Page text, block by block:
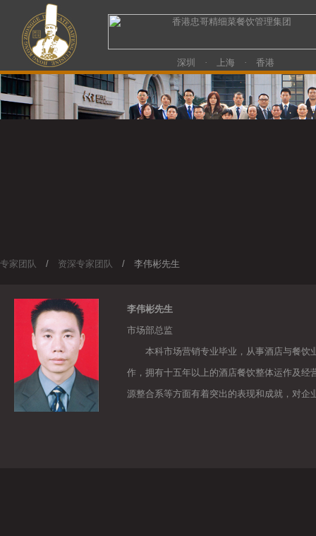
深圳 · 上海 · 香港
专家团队 / 资深专家团队 / 李伟彬先生
李伟彬先生
市场部总监
本科市场营销专业毕业，从事酒店与餐饮业
作，拥有十五年以上的酒店餐饮整体运作及
源整合系等方面有着突出的表现和成就，对